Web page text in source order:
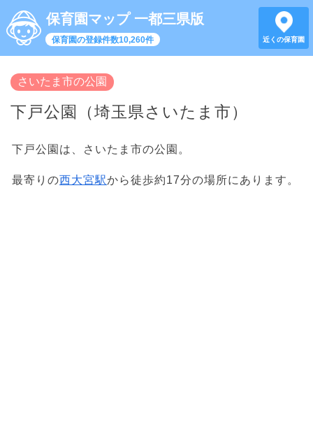
保育園マップ 一都三県版
保育園の登録件数10,260件 近くの保育園
さいたま市の公園
下戸公園（埼玉県さいたま市）
下戸公園は、さいたま市の公園。
最寄りの西大宮駅から徒歩約17分の場所にあります。